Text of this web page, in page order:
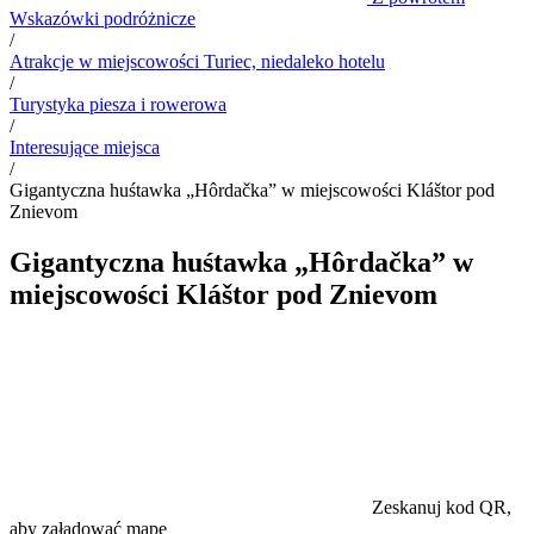
Wskazówki podróżnicze
/
Atrakcje w miejscowości Turiec, niedaleko hotelu
/
Turystyka piesza i rowerowa
/
Interesujące miejsca
/
Gigantyczna huśtawka „Hôrdačka” w miejscowości Kláštor pod
Znievom
Gigantyczna huśtawka „Hôrdačka” w
miejscowości Kláštor pod Znievom
Zeskanuj kod QR,
aby załadować mapę